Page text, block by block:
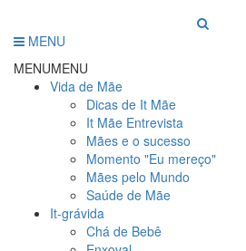
MENU
MENUMENU
Vida de Mãe
Dicas de It Mãe
It Mãe Entrevista
Mães e o sucesso
Momento "Eu mereço"
Mães pelo Mundo
Saúde de Mãe
It-grávida
Chá de Bebê